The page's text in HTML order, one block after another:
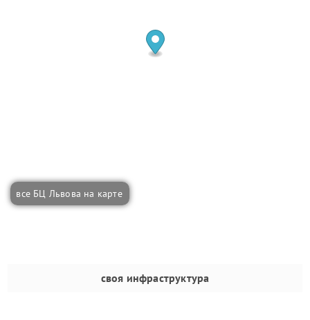
все БЦ Львова на карте
своя инфраструктура